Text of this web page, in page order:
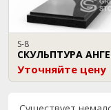
S-8
СКУЛЬПТУРА
Уточняйте цену